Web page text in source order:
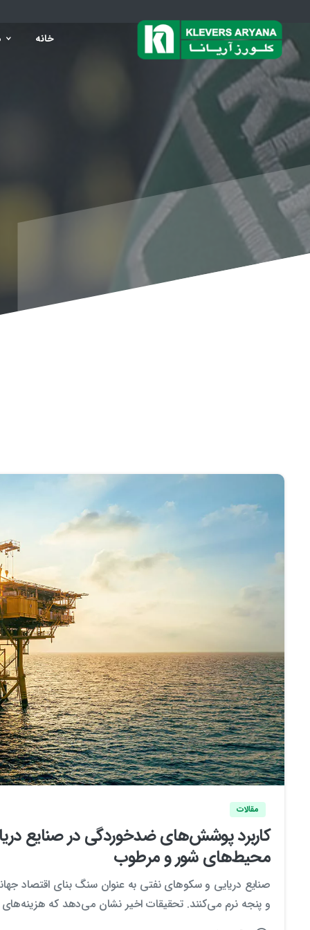
خانه
مقالات
کاربرد پوشش‌های ضدخوردگی در صنایع
محیط‌های شور و مرطوب
صنایع دریایی و سکوهای نفتی به عنوان سنگ بنای
و پنجه نرم می‌کنند. تحقیقات اخیر نشان می‌دهد که